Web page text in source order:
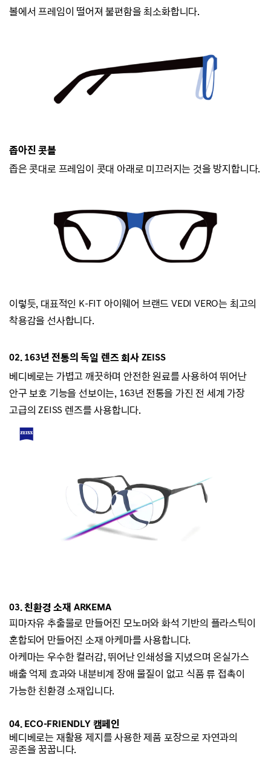
볼에서 프레임이 떨어져 불편함을 최소화합니다.
좁아진 콧볼
좁은 콧대로 프레임이 콧대 아래로 미끄러지는 것을 방지합니다.
이렇듯, 대표적인 K-FIT 아이웨어 브랜드VEDI VERO는 최고의
착용감을 선사합니다.
02. 163년 전통의 독일 렌즈 회사 ZEISS
베디베로는 가볍고 깨끗하며 안전한 원료를 사용하여 뛰어난
안구 보호 기능을 선보이는, 163년 전통을 가진 전 세계 가장
고급의 ZEISS 렌즈를 사용합니다.
03. 친환경 소재 ARKEMA
피마자유 추출물로 만들어진 모노머와 화석 기반의 플라스틱이
혼합되어 만들어진 소재 아케마를 사용합니다.
아케마는 우수한 컬러감, 뛰어난 인쇄성을 지녔으며 온실가스
배출 억제 효과와 내분비계 장애 물질이 없고 식품 류 접촉이
가능한 친환경 소재입니다.
04. ECO-FRIENDLY 캠페인
베디베로는 재활용 제지를 사용한 제품 포장으로 자연과의
공존을 꿈꿉니다.